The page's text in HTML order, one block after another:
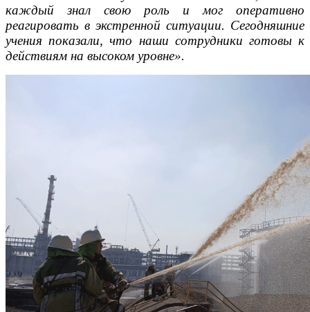
каждый знал свою роль и мог оперативно
реагировать в экстренной ситуации. Сегодняшние
учения показали, что наши сотрудники готовы к
действиям на высоком уровне».